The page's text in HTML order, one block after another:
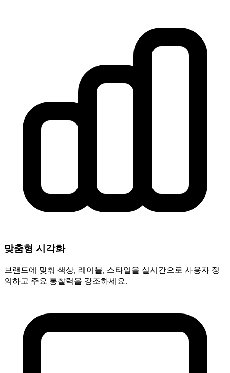
맞춤형 시각화
브랜드에 맞춰 색상, 레이블, 스타일을 실시간으로 사용자 정
의하고 주요 통찰력을 강조하세요.